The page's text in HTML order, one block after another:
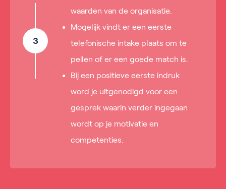
3
waarden van de organisatie.
Mogelijk vindt er een eerste
telefonische intake plaats om te
peilen of er een goede match is.
Bij een positieve eerste indruk
word je uitgenodigd voor een
gesprek waarin verder ingegaan
wordt op je motivatie en
competenties.